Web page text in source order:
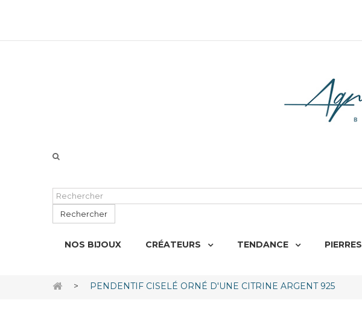
Rechercher
NOS BIJOUX CRÉATEURS TENDANCE PIERRES
> PENDENTIF CISELÉ ORNÉ D'UNE CITRINE ARGENT 925